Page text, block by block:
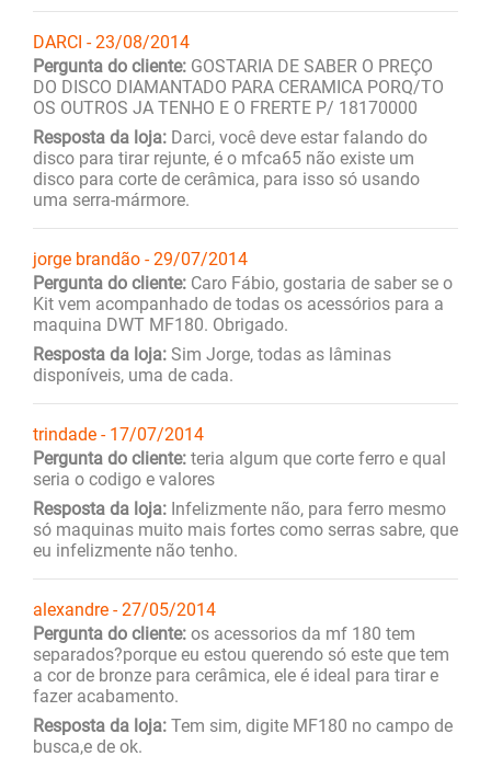
DARCI - 23/08/2014
Pergunta do cliente: GOSTARIA DE SABER O PREÇO
DO DISCO DIAMANTADO PARA CERAMICA PORQ/TO
OS OUTROS JA TENHO E O FRERTE P/ 18170000
Resposta da loja: Darci, você deve estar falando do
disco para tirar rejunte, é o mfca65 não existe um
disco para corte de cerâmica, para isso só usando
uma serra-mármore.
jorge brandão - 29/07/2014
Pergunta do cliente: Caro Fábio, gostaria de saber se o
Kit vem acompanhado de todas os acessórios para a
maquina DWT MF180. Obrigado.
Resposta da loja: Sim Jorge, todas as lâminas
disponíveis, uma de cada.
trindade - 17/07/2014
Pergunta do cliente: teria algum que corte ferro e qual
seria o codigo e valores
Resposta da loja: Infelizmente não, para ferro mesmo
só maquinas muito mais fortes como serras sabre, que
eu infelizmente não tenho.
alexandre - 27/05/2014
Pergunta do cliente: os acessorios da mf 180 tem
separados?porque eu estou querendo só este que tem
a cor de bronze para cerâmica, ele é ideal para tirar e
fazer acabamento.
Resposta da loja: Tem sim, digite MF180 no campo de
busca,e de ok.